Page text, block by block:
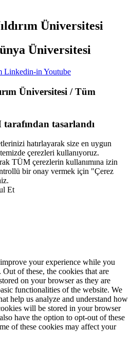
Üniversitesi
Üniversitesi
Linkedin-in Youtube
Üniversitesi / Tüm
tasarlandı
hatırlayarak size en uygun
çerezleri kullanıyoruz.
TÜM çerezlerin kullanımına izin
bir onay vermek için "Çerez
Et
your experience while you
of these, the cookies that are
on your browser as they are
functionalities of the website. We
help us analyze and understand how
will be stored in your browser
have the option to opt-out of these
of these cookies may affect your